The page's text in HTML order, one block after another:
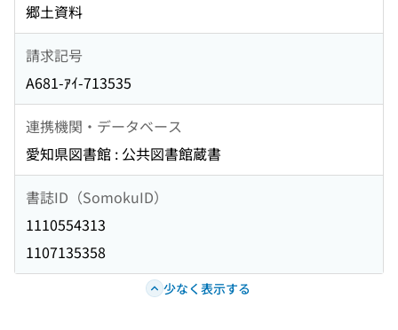
郷土資料
請求記号
A681-ｱｲ-713535
連携機関・データベース
愛知県図書館 : 公共図書館蔵書
書誌ID（SomokuID）
1110554313
1107135358
少なく表示する